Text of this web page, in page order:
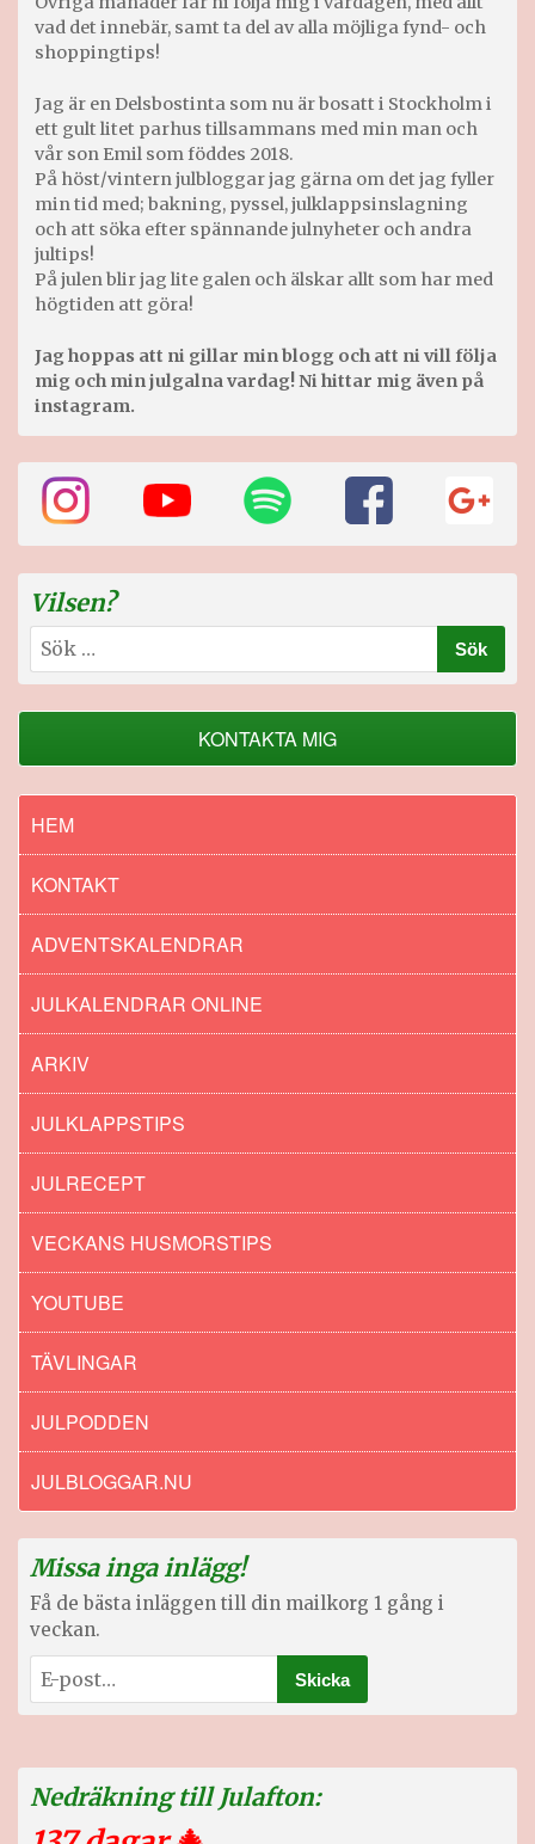
vad det innebär, samt ta del av alla möjliga fynd- och
shoppingtips!
Jag är en Delsbostinta som nu är bosatt i Stockholm i
ett gult litet parhus tillsammans med min man och
vår son Emil som föddes 2018.
På höst/vintern julbloggar jag gärna om det jag fyller
min tid med; bakning, pyssel, julklappsinslagning
och att söka efter spännande julnyheter och andra
jultips!
På julen blir jag lite galen och älskar allt som har med
högtiden att göra!
Jag hoppas att ni gillar min blogg och att ni vill följa
mig och min julgalna vardag! Ni hittar mig även på
instagram.
Vilsen?
Sök
efter:
KONTAKTA MIG
HEM
KONTAKT
ADVENTSKALENDRAR
JULKALENDRAR ONLINE
ARKIV
JULKLAPPSTIPS
JULRECEPT
VECKANS HUSMORSTIPS
YOUTUBE
TÄVLINGAR
JULPODDEN
JULBLOGGAR.NU
Missa inga inlägg!
Få de bästa inläggen till din mailkorg 1 gång i
veckan.
Nedräkning till Julafton: